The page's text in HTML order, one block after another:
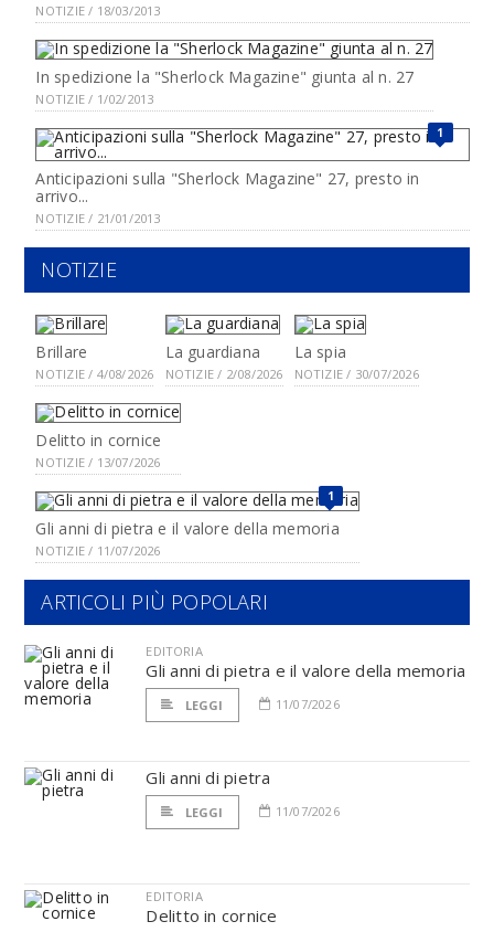
NOTIZIE / 18/03/2013
In spedizione la "Sherlock Magazine" giunta al n. 27
NOTIZIE / 1/02/2013
1
Anticipazioni sulla "Sherlock Magazine" 27, presto in
arrivo...
NOTIZIE / 21/01/2013
NOTIZIE
Brillare
NOTIZIE / 4/08/2026
La guardiana
NOTIZIE / 2/08/2026
La spia
NOTIZIE / 30/07/2026
Delitto in cornice
NOTIZIE / 13/07/2026
1
Gli anni di pietra e il valore della memoria
NOTIZIE / 11/07/2026
ARTICOLI PIÙ POPOLARI
EDITORIA
Gli anni di pietra e il valore della memoria
LEGGI 11/07/2026
Gli anni di pietra
LEGGI 11/07/2026
EDITORIA
Delitto in cornice